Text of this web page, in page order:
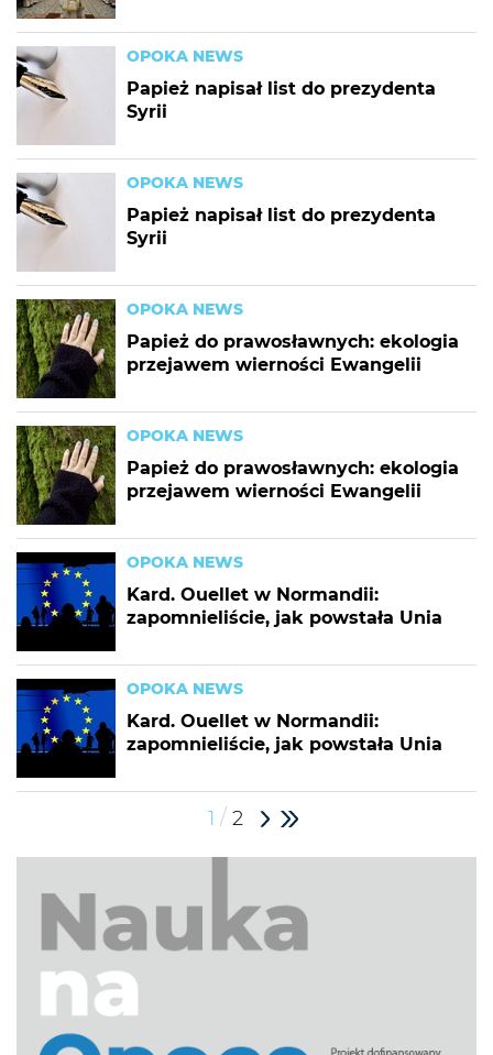
OPOKA NEWS
Papież napisał list do prezydenta
Syrii
OPOKA NEWS
Papież napisał list do prezydenta
Syrii
OPOKA NEWS
Papież do prawosławnych: ekologia
przejawem wierności Ewangelii
OPOKA NEWS
Papież do prawosławnych: ekologia
przejawem wierności Ewangelii
OPOKA NEWS
Kard. Ouellet w Normandii:
zapomnieliście, jak powstała Unia
OPOKA NEWS
Kard. Ouellet w Normandii:
zapomnieliście, jak powstała Unia
1 / 2